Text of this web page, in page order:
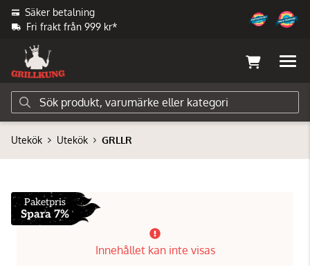
Säker betalning
Fri frakt från 999 kr*
Utekök Utekök GRLLR
Paketpris
Spara 7%
Innehållet kan inte visas